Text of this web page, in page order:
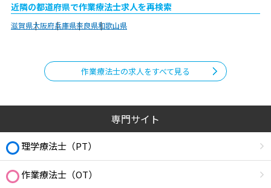
近隣の都道府県で作業療法士求人を再検索
滋賀県大阪府兵庫県奈良県和歌山県
作業療法士の求人をすべて見る
専門サイト
理学療法士（PT）
作業療法士（OT）